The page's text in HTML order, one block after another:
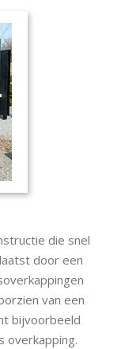
die snel
door een
van een
bijvoorbeeld
overkapping.